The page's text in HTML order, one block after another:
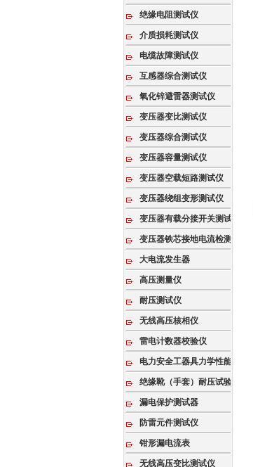
绝缘电阻测试仪
介质损耗测试仪
电缆故障测试仪
互感器综合测试仪
氧化锌避雷器测试仪
变压器变比测试仪
变压器综合测试仪
变压器容量测试仪
变压器空载短路测试仪
变压器绕组变形测试仪
变压器有载分接开关测试仪
变压器铁芯接地电流检测仪
大电流发生器
高压测量仪
耐压测试仪
无线高压核相仪
雷电计数器校验仪
电力安全工器具力学性能试验机
绝缘靴（手套）耐压试验装置
漏电保护测试器
防雷元件测试仪
钳形漏电流表
无线高压变比测试仪